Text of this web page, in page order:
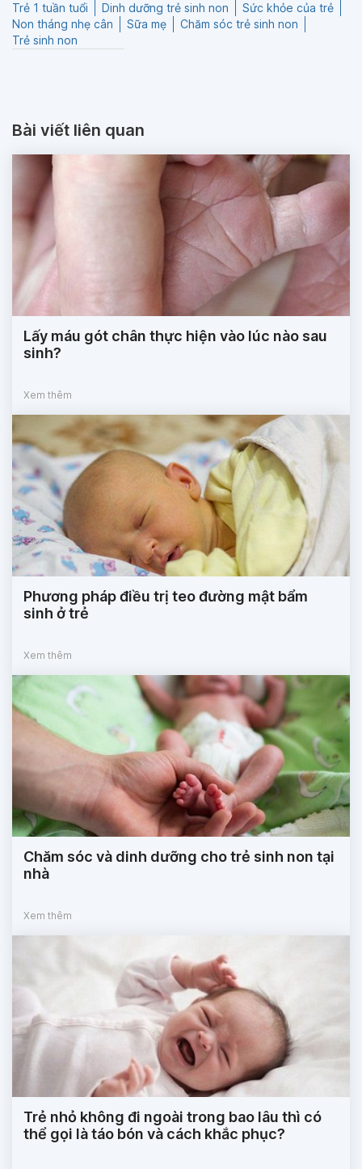
Trẻ 1 tuần tuổi Dinh dưỡng trẻ sinh non
Sức khỏe của trẻ
Non tháng nhẹ cân
Sữa mẹ
Chăm sóc trẻ sinh non
Trẻ sinh non
Bài viết liên quan
Lấy máu gót chân thực hiện vào lúc nào sau
sinh?
Xem thêm
Phương pháp điều trị teo đường mật bẩm
sinh ở trẻ
Xem thêm
Chăm sóc và dinh dưỡng cho trẻ sinh non tại
nhà
Xem thêm
Trẻ nhỏ không đi ngoài trong bao lâu thì có
thể gọi là táo bón và cách khắc phục?